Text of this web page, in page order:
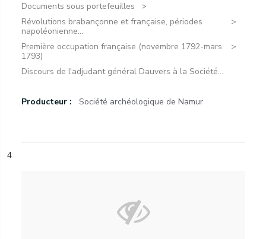
Documents sous portefeuilles
Révolutions brabançonne et française, périodes
napoléonienne...
Première occupation française (novembre 1792-mars
1793)
Discours de l'adjudant général Dauvers à la Société...
Producteur : Société archéologique de Namur
4